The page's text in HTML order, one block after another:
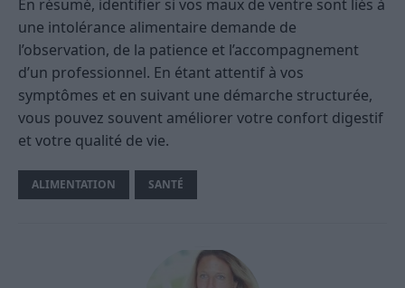
En résumé, identifier si vos maux de ventre sont liés à
une intolérance alimentaire demande de
l’observation, de la patience et l’accompagnement
d’un professionnel. En étant attentif à vos
symptômes et en suivant une démarche structurée,
vous pouvez souvent améliorer votre confort digestif
et votre qualité de vie.
ALIMENTATION SANTÉ